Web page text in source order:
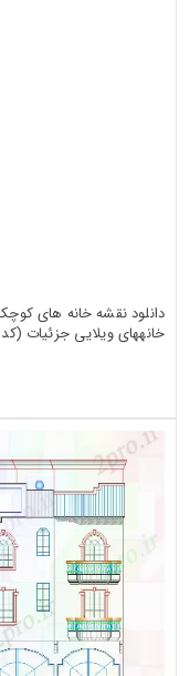
دانلود نقشه خانه های
خانههای ویلایی جزئیات (کد70776)